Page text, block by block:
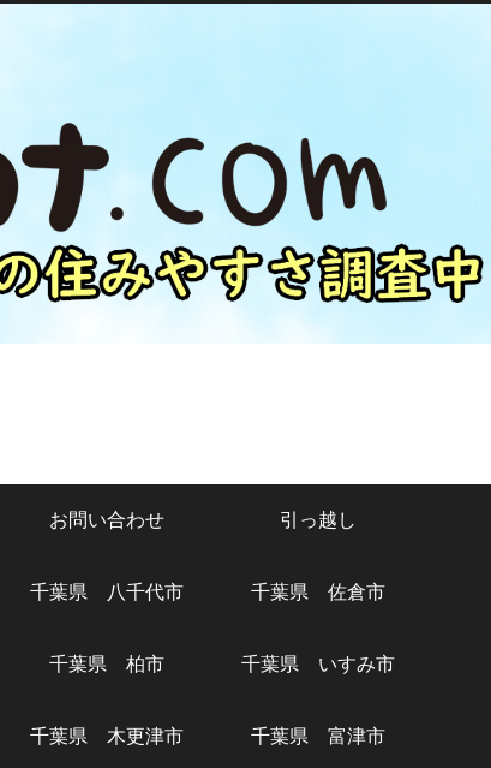
お問い合わせ 引っ越し
千葉県 八千代市 千葉県 佐倉市
千葉県 柏市 千葉県 いすみ市
千葉県 木更津市 千葉県 富津市